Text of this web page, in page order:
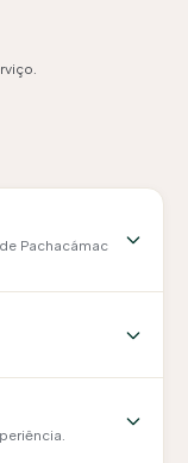
Pachacámac